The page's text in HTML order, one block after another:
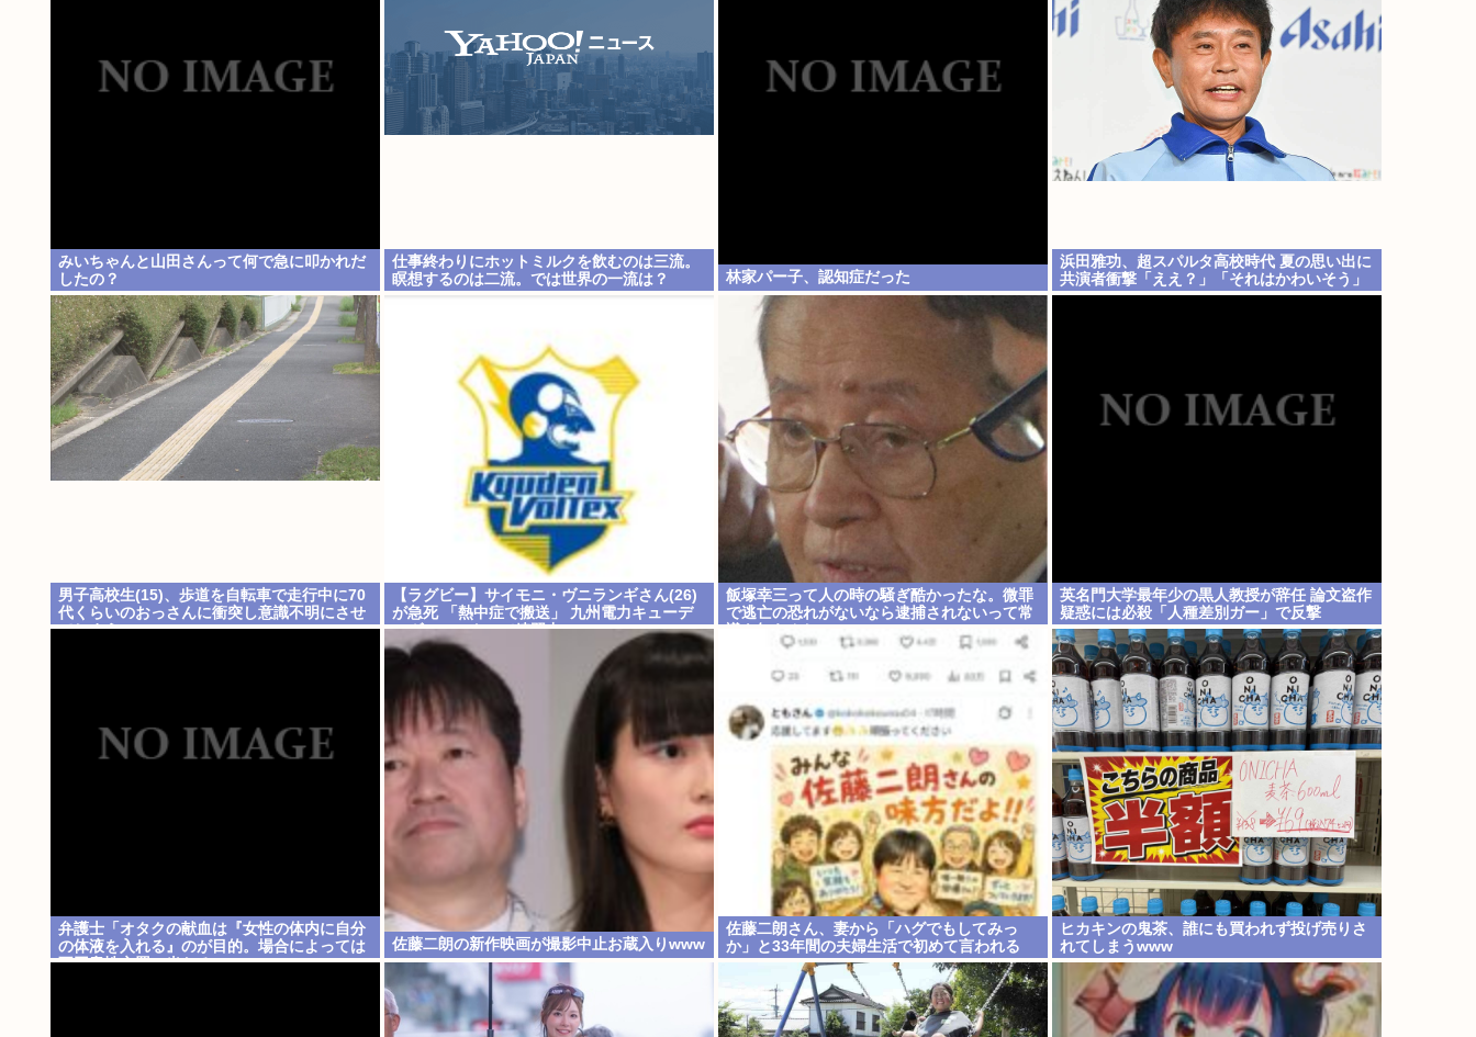
みいちゃんと山田さんって何で急に叩かれだ
したの？
仕事終わりにホットミルクを飲むのは三流。
瞑想するのは二流。では世界の一流は？
林家パー子、認知症だった
浜田雅功、超スパルタ高校時代 夏の思い出に
共演者衝撃「ええ？」「それはかわいそう」
男子高校生(15)、歩道を自転車で走行中に70
代くらいのおっさんに衝突し意識不明にさせ
てしまう
【ラグビー】サイモニ・ヴニランギさん(26)
が急死 「熱中症で搬送」 九州電力キューデ
ンヴォルテクスで練習中
飯塚幸三って人の時の騒ぎ酷かったな。微罪
で逃亡の恐れがないなら逮捕されないって常
識も知らんし
英名門大学最年少の黒人教授が辞任 論文盗作
疑惑には必殺「人種差別ガー」で反撃
弁護士「オタクの献血は『女性の体内に自分
の体液を入れる』のが目的。場合によっては
不同意性交罪に当たる」
佐藤二朗の新作映画が撮影中止お蔵入りwww
佐藤二朗さん、妻から「ハグでもしてみっ
か」と33年間の夫婦生活で初めて言われる
ヒカキンの鬼茶、誰にも買われず投げ売りさ
れてしまうwww